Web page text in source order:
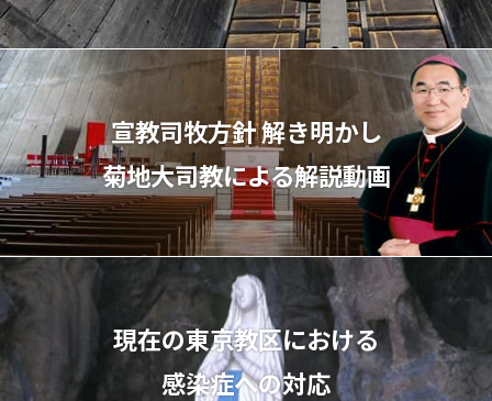
宣教司牧⽅針 解き明かし
菊地⼤司教による解説動画
現在の東京教区における
感染症への対応